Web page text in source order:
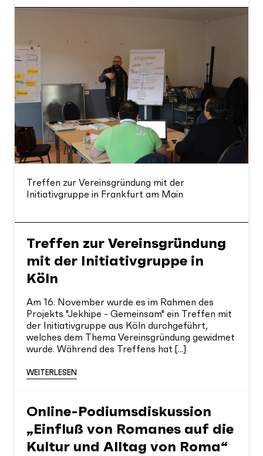
Treffen zur Vereinsgründung mit der
Initiativgruppe in Frankfurt am Main
Treffen zur Vereinsgründung
mit der Initiativgruppe in
Köln
Am 16. November wurde es im Rahmen des
Projekts "Jekhipe - Gemeinsam" ein Treffen mit
der Initiativgruppe aus Köln durchgeführt,
welches dem Thema Vereinsgründung gewidmet
wurde. Während des Treffens hat [...]
WEITERLESEN
Online-Podiumsdiskussion
„Einfluß von Romanes auf die
Kultur und Alltag von Roma“